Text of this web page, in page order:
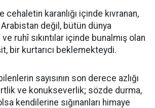
karanlığı içinde kıvranan,
Arabistan değil, bütün dünya
ruhî sıkıntılar içinde bunalmış olan
bir kurtarıcı beklemekteydi.
sayısının son derece azlığı
ve konukseverlik; sözde durma,
kendilerine sığınanları himaye